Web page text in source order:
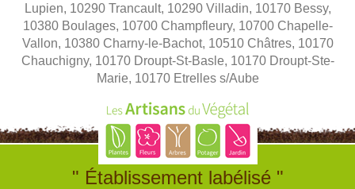
Lupien, 10290 Trancault, 10290 Villadin, 10170 Bessy,
10380 Boulages, 10700 Champfleury, 10700 Chapelle-
Vallon, 10380 Charny-le-Bachot, 10510 Châtres, 10170
Chauchigny, 10170 Droupt-St-Basle, 10170 Droupt-Ste-
Marie, 10170 Etrelles s/Aube
" Établissement labélisé "